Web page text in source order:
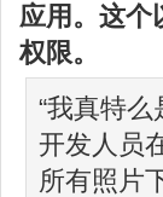
应用。这个
权限。
“我真特
开发人员
所有照片